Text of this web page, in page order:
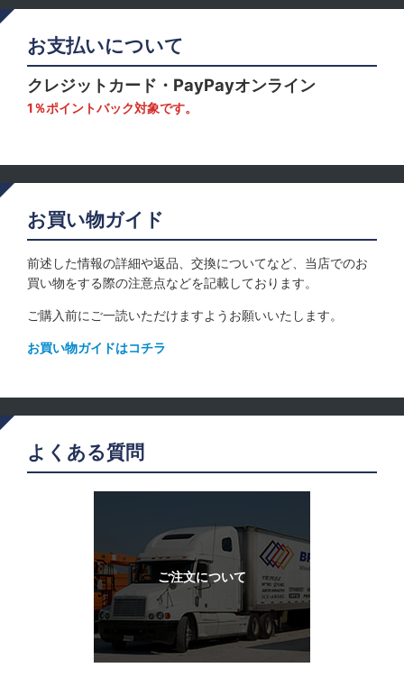
お支払いについて
クレジットカード・PayPayオンライン
1％ポイントバック対象です。
お買い物ガイド
前述した情報の詳細や返品、交換についてなど、当店でのお
買い物をする際の注意点などを記載しております。
ご購入前にご一読いただけますようお願いいたします。
お買い物ガイドはコチラ
よくある質問